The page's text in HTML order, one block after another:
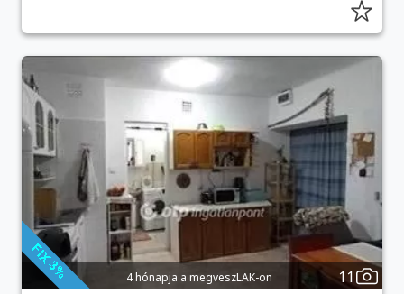
4 hónapja a megveszLAK-on 11